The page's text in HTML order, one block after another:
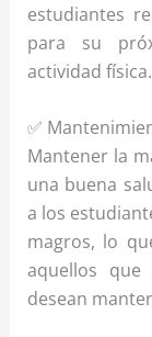
estudiantes
para su
actividad física.
✅
Mantener la
una buena
a los
magros, lo
aquellos que
desean